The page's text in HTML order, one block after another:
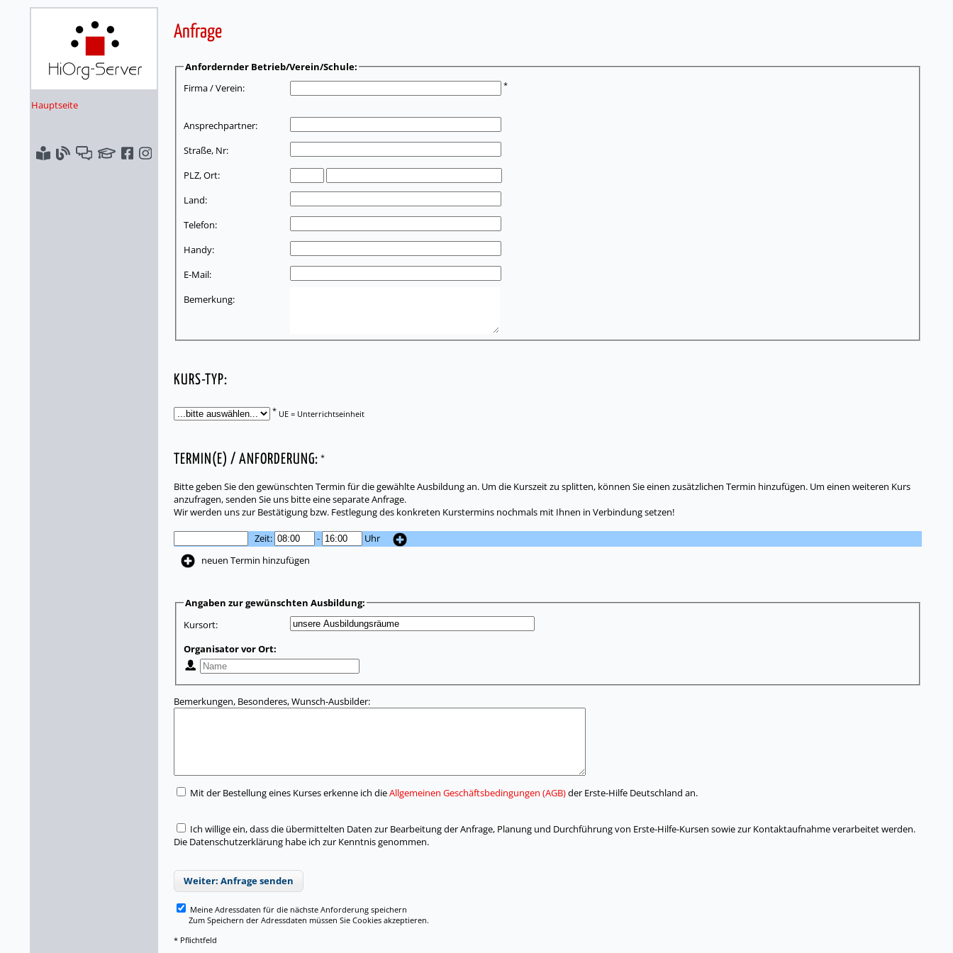
Hauptseite
Anfrage
Anfordernder Betrieb/Verein/Schule:
Firma / Verein:
*
Ansprechpartner:
Straße, Nr:
PLZ, Ort:
Land:
Telefon:
Handy:
E-Mail:
Bemerkung:
KURS-TYP:
* UE = Unterrichtseinheit
TERMIN(E) / ANFORDERUNG: *
Bitte geben Sie den gewünschten Termin für die gewählte Ausbildung an. Um die Kurszeit zu splitten, können Sie einen zusätzlichen Termin hinzufügen. Um einen weiteren Kurs
anzufragen, senden Sie uns bitte eine separate Anfrage.
Wir werden uns zur Bestätigung bzw. Festlegung des konkreten Kurstermins nochmals mit Ihnen in Verbindung setzen!
Zeit: -
Uhr
neuen Termin hinzufügen
Angaben zur gewünschten Ausbildung:
Kursort:
Organisator vor Ort:
Bemerkungen, Besonderes, Wunsch-Ausbilder:
Mit der Bestellung eines Kurses erkenne ich dieAllgemeinen Geschäftsbedingungen (AGB)der Erste-Hilfe Deutschland an.
Ich willige ein, dass die übermittelten Daten zur Bearbeitung der Anfrage, Planung und Durchführung von Erste-Hilfe-Kursen sowie zur Kontaktaufnahme verarbeitet werden.
Die Datenschutzerklärung habe ich zur Kenntnis genommen.
Weiter: Anfrage senden
Meine Adressdaten für die nächste Anforderung speichern
Zum Speichern der Adressdaten müssen Sie Cookies akzeptieren.
* Pflichtfeld